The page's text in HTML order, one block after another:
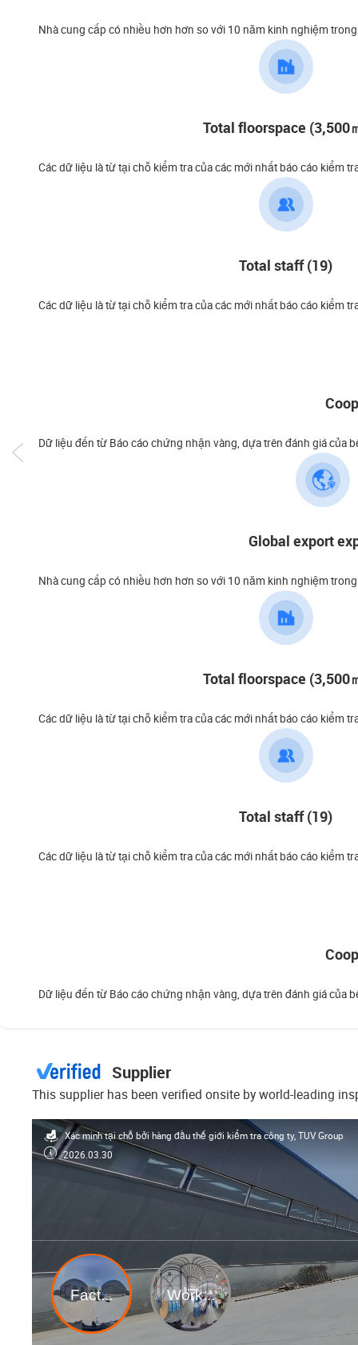
Nhà cung cấp có nhiều hơn hơn so với 10 năm kinh nghiệm
Total floorspace (3,500
Các dữ liệu là từ tại chỗ kiểm tra của các mới nhất báo cáo kiểm
Total staff (19)
Các dữ liệu là từ tại chỗ kiểm tra của các mới nhất báo cáo kiểm
Dữ liệu đến từ Báo cáo chứng nhận vàng, dựa trên đánh giá của
Global export
Nhà cung cấp có nhiều hơn hơn so với 10 năm kinh nghiệm
Total floorspace (3,500
Các dữ liệu là từ tại chỗ kiểm tra của các mới nhất báo cáo kiểm
Total staff (19)
Các dữ liệu là từ tại chỗ kiểm tra của các mới nhất báo cáo kiểm
Dữ liệu đến từ Báo cáo chứng nhận vàng, dựa trên đánh giá của
Supplier
This supplier has been verified onsite by world-leading
Xác minh tại chỗ bởi hàng đầu thế giới kiểm tra công ty, TUV Group
2026.03.30